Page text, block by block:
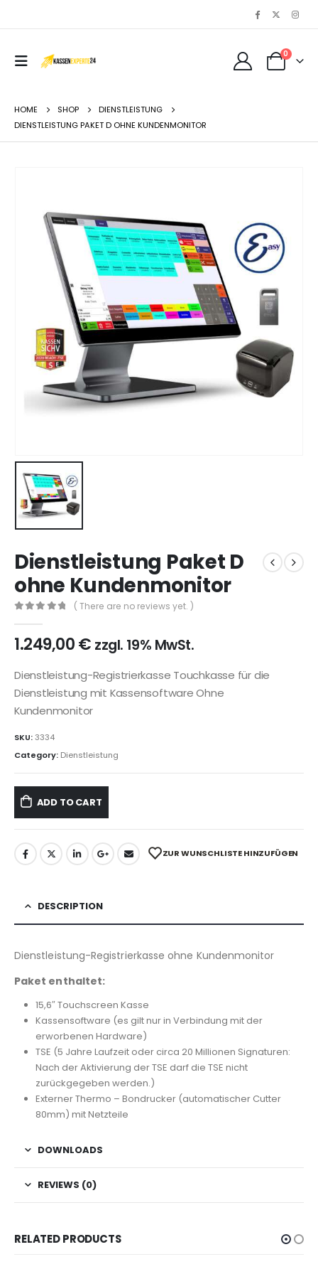
0
HOME SHOP
DIENSTLEISTUNG
DIENSTLEISTUNG PAKET D OHNE KUNDENMONITOR
Dienstleistung Paket D
ohne Kundenmonitor
( There are no reviews yet. )
1.249,00€ zzgl. 19% MwSt.
Dienstleistung-Registrierkasse Touchkasse für die
Dienstleistung mit Kassensoftware Ohne
Kundenmonitor
SKU:3334
Category: Dienstleistung
ADD TO CART
ZUR WUNSCHLISTE HINZUFÜGEN
DESCRIPTION
Dienstleistung-Registrierkasse ohne Kundenmonitor
Paket enthaltet:
15,6″ Touchscreen Kasse
Kassensoftware (es gilt nur in Verbindung mit der
erworbenen Hardware)
TSE (5 Jahre Laufzeit oder circa 20 Millionen Signaturen:
Nach der Aktivierung der TSE darf die TSE nicht
zurückgegeben werden.)
Externer Thermo – Bondrucker (automatischer Cutter
80mm) mit Netzteile
DOWNLOADS
REVIEWS (0)
RELATED PRODUCTS